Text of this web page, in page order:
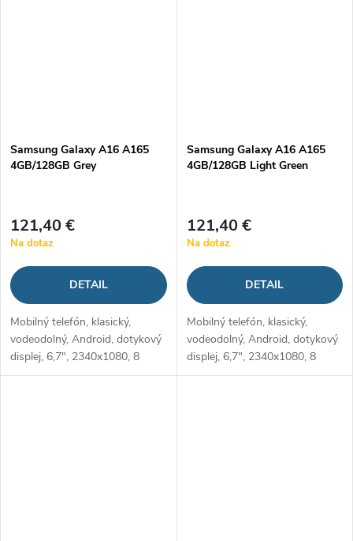
Samsung Galaxy A16 A165
4GB/128GB Grey
121,40 €
Na dotaz
DETAIL
Mobilný telefón, klasický,
vodeodolný, Android, dotykový
displej, 6,7", 2340x1080, 8
jadrový procesor, 4GB RAM,
Samsung Galaxy A16 A165
4GB/128GB Light Green
121,40 €
Na dotaz
DETAIL
Mobilný telefón, klasický,
vodeodolný, Android, dotykový
displej, 6,7", 2340x1080, 8
jadrový procesor, 4GB RAM,